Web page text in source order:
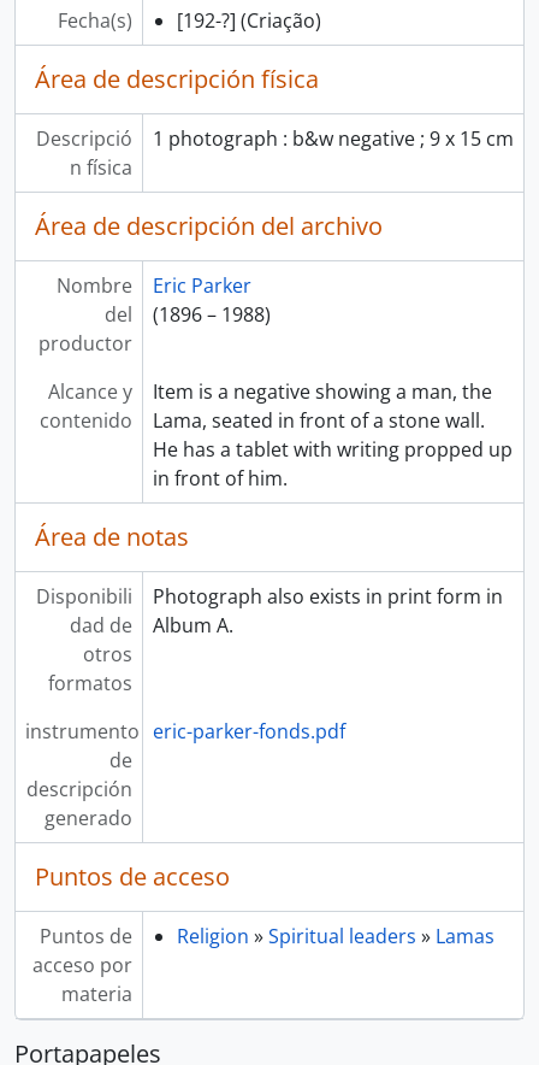
Fecha(s) [192-?] (Criação)
Área de descripción física
Descripció
n física
1 photograph : b&w negative ; 9 x 15 cm
Área de descripción del archivo
Nombre
del
productor
Eric Parker
(1896 – 1988)
Alcance y
contenido
Item is a negative showing a man, the
Lama, seated in front of a stone wall.
He has a tablet with writing propped up
in front of him.
Área de notas
Disponibili
dad de
otros
formatos
Photograph also exists in print form in
Album A.
instrumento
de
descripción
generado
eric-parker-fonds.pdf
Puntos de acceso
Puntos de
acceso por
materia
Religion »Spiritual leaders » Lamas
Portapapeles